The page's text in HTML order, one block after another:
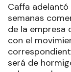
Caffa
semanas
de la empresa
con el
será de